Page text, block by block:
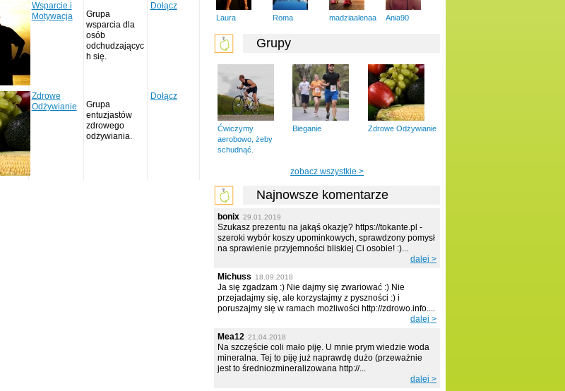
Wsparcie i
Motywacja
Grupa
wsparcia dla
osób
odchudzającyc
h się.
Dołącz
Zdrowe
Odżywianie
Grupa
entuzjastów
zdrowego
odżywiania.
Dołącz
Laura Roma madziaalenaa Ania90
Grupy
Ćwiczymy
aerobowo, żeby
schudnąć.
Bieganie Zdrowe Odżywianie
zobacz wszystkie >
Najnowsze komentarze
bonix 29.01.2019
Szukasz prezentu na jakąś okazję? https://tokante.pl -
szeroki wybór koszy upominkowych, sprawdzony pomysł
na sprawienie przyjemności bliskiej Ci osobie! :)...
dalej >
Michuss
18.09.2018
Ja się zgadzam :) Nie dajmy się zwariować :) Nie
przejadajmy się, ale korzystajmy z pyszności :) i
poruszajmy się w ramach możliwości http://zdrowo.info....
dalej >
Mea12 21.04.2018
Na szczęście coli mało piję. U mnie prym wiedzie woda
mineralna. Tej to piję już naprawdę dużo (przeważnie
jest to średniozmineralizowana http://...
dalej >